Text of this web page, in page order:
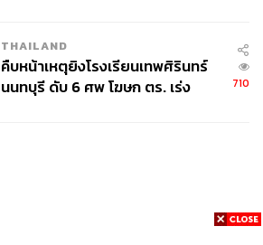
THAILAND
คืบหน้าเหตุยิงโรงเรียนเทพศิรินทร์
นนทบุรี ดับ 6 ศพ โฆษก ตร. เร่ง
710